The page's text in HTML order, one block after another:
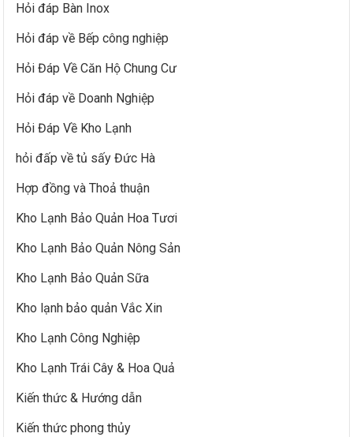
Hỏi đáp Bàn Inox
Hỏi đáp về Bếp công nghiệp
Hỏi Đáp Về Căn Hộ Chung Cư
Hỏi đáp về Doanh Nghiệp
Hỏi Đáp Về Kho Lạnh
hỏi đấp về tủ sấy Đức Hà
Hợp đồng và Thoả thuận
Kho Lạnh Bảo Quản Hoa Tươi
Kho Lạnh Bảo Quản Nông Sản
Kho Lạnh Bảo Quản Sữa
Kho lạnh bảo quản Vắc Xin
Kho Lạnh Công Nghiệp
Kho Lạnh Trái Cây & Hoa Quả
Kiến thức & Hướng dẫn
Kiến thức phong thủy